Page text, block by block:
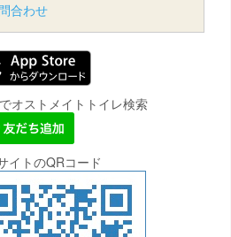
合わせ
オストメイトトイレ検索
イトのQRコード